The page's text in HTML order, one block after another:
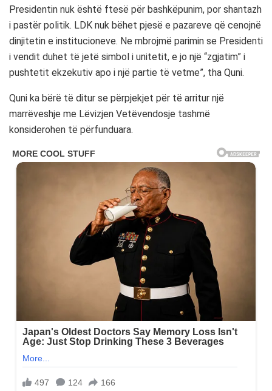
Presidentin nuk është ftesë për bashkëpunim, por shantazh
i pastër politik. LDK nuk bëhet pjesë e pazareve që cenojnë
dinjitetin e institucioneve. Ne mbrojmë parimin se Presidenti
i vendit duhet të jetë simbol i unitetit, e jo një “zgjatim” i
pushtetit ekzekutiv apo i një partie të vetme”, tha Quni.
Quni ka bërë të ditur se përpjekjet për të arritur një
marrëveshje me Lëvizjen Vetëvendosje tashmë
konsiderohen të përfunduara.